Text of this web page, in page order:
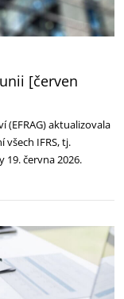
[červen
aktualizovala
IFRS, tj.
června 2026.